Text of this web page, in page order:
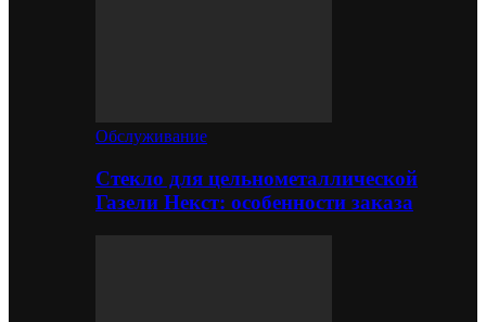
Обслуживание
Стекло для цельнометаллической
Газели Некст: особенности заказа